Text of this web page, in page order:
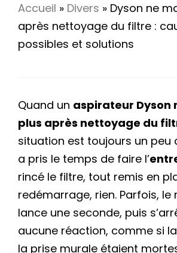
Accueil » Divers » Dyson ne
après nettoyage du filtre :
possibles et solutions
Quand un aspirateur Dyson
plus après nettoyage du
situation est toujours un peu
a pris le temps de faire l’
rincé le filtre, tout remis en
redémarrage, rien. Parfois, le
lance une seconde, puis
aucune réaction, comme si
la prise murale étaient